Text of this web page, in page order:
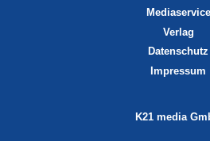
Mediaservice
Verlag
Datenschutz
Impressum
K21 media